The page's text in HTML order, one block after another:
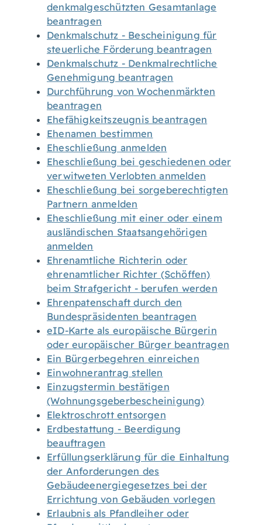
denkmalgeschützten Gesamtanlage
beantragen
Denkmalschutz - Bescheinigung für
steuerliche Förderung beantragen
Denkmalschutz - Denkmalrechtliche
Genehmigung beantragen
Durchführung von Wochenmärkten
beantragen
Ehefähigkeitszeugnis beantragen
Ehenamen bestimmen
Eheschließung anmelden
Eheschließung bei geschiedenen oder
verwitweten Verlobten anmelden
Eheschließung bei sorgeberechtigten
Partnern anmelden
Eheschließung mit einer oder einem
ausländischen Staatsangehörigen
anmelden
Ehrenamtliche Richterin oder
ehrenamtlicher Richter (Schöffen)
beim Strafgericht - berufen werden
Ehrenpatenschaft durch den
Bundespräsidenten beantragen
eID-Karte als europäische Bürgerin
oder europäischer Bürger beantragen
Ein Bürgerbegehren einreichen
Einwohnerantrag stellen
Einzugstermin bestätigen
(Wohnungsgeberbescheinigung)
Elektroschrott entsorgen
Erdbestattung - Beerdigung
beauftragen
Erfüllungserklärung für die Einhaltung
der Anforderungen des
Gebäudeenergiegesetzes bei der
Errichtung von Gebäuden vorlegen
Erlaubnis als Pfandleiher oder